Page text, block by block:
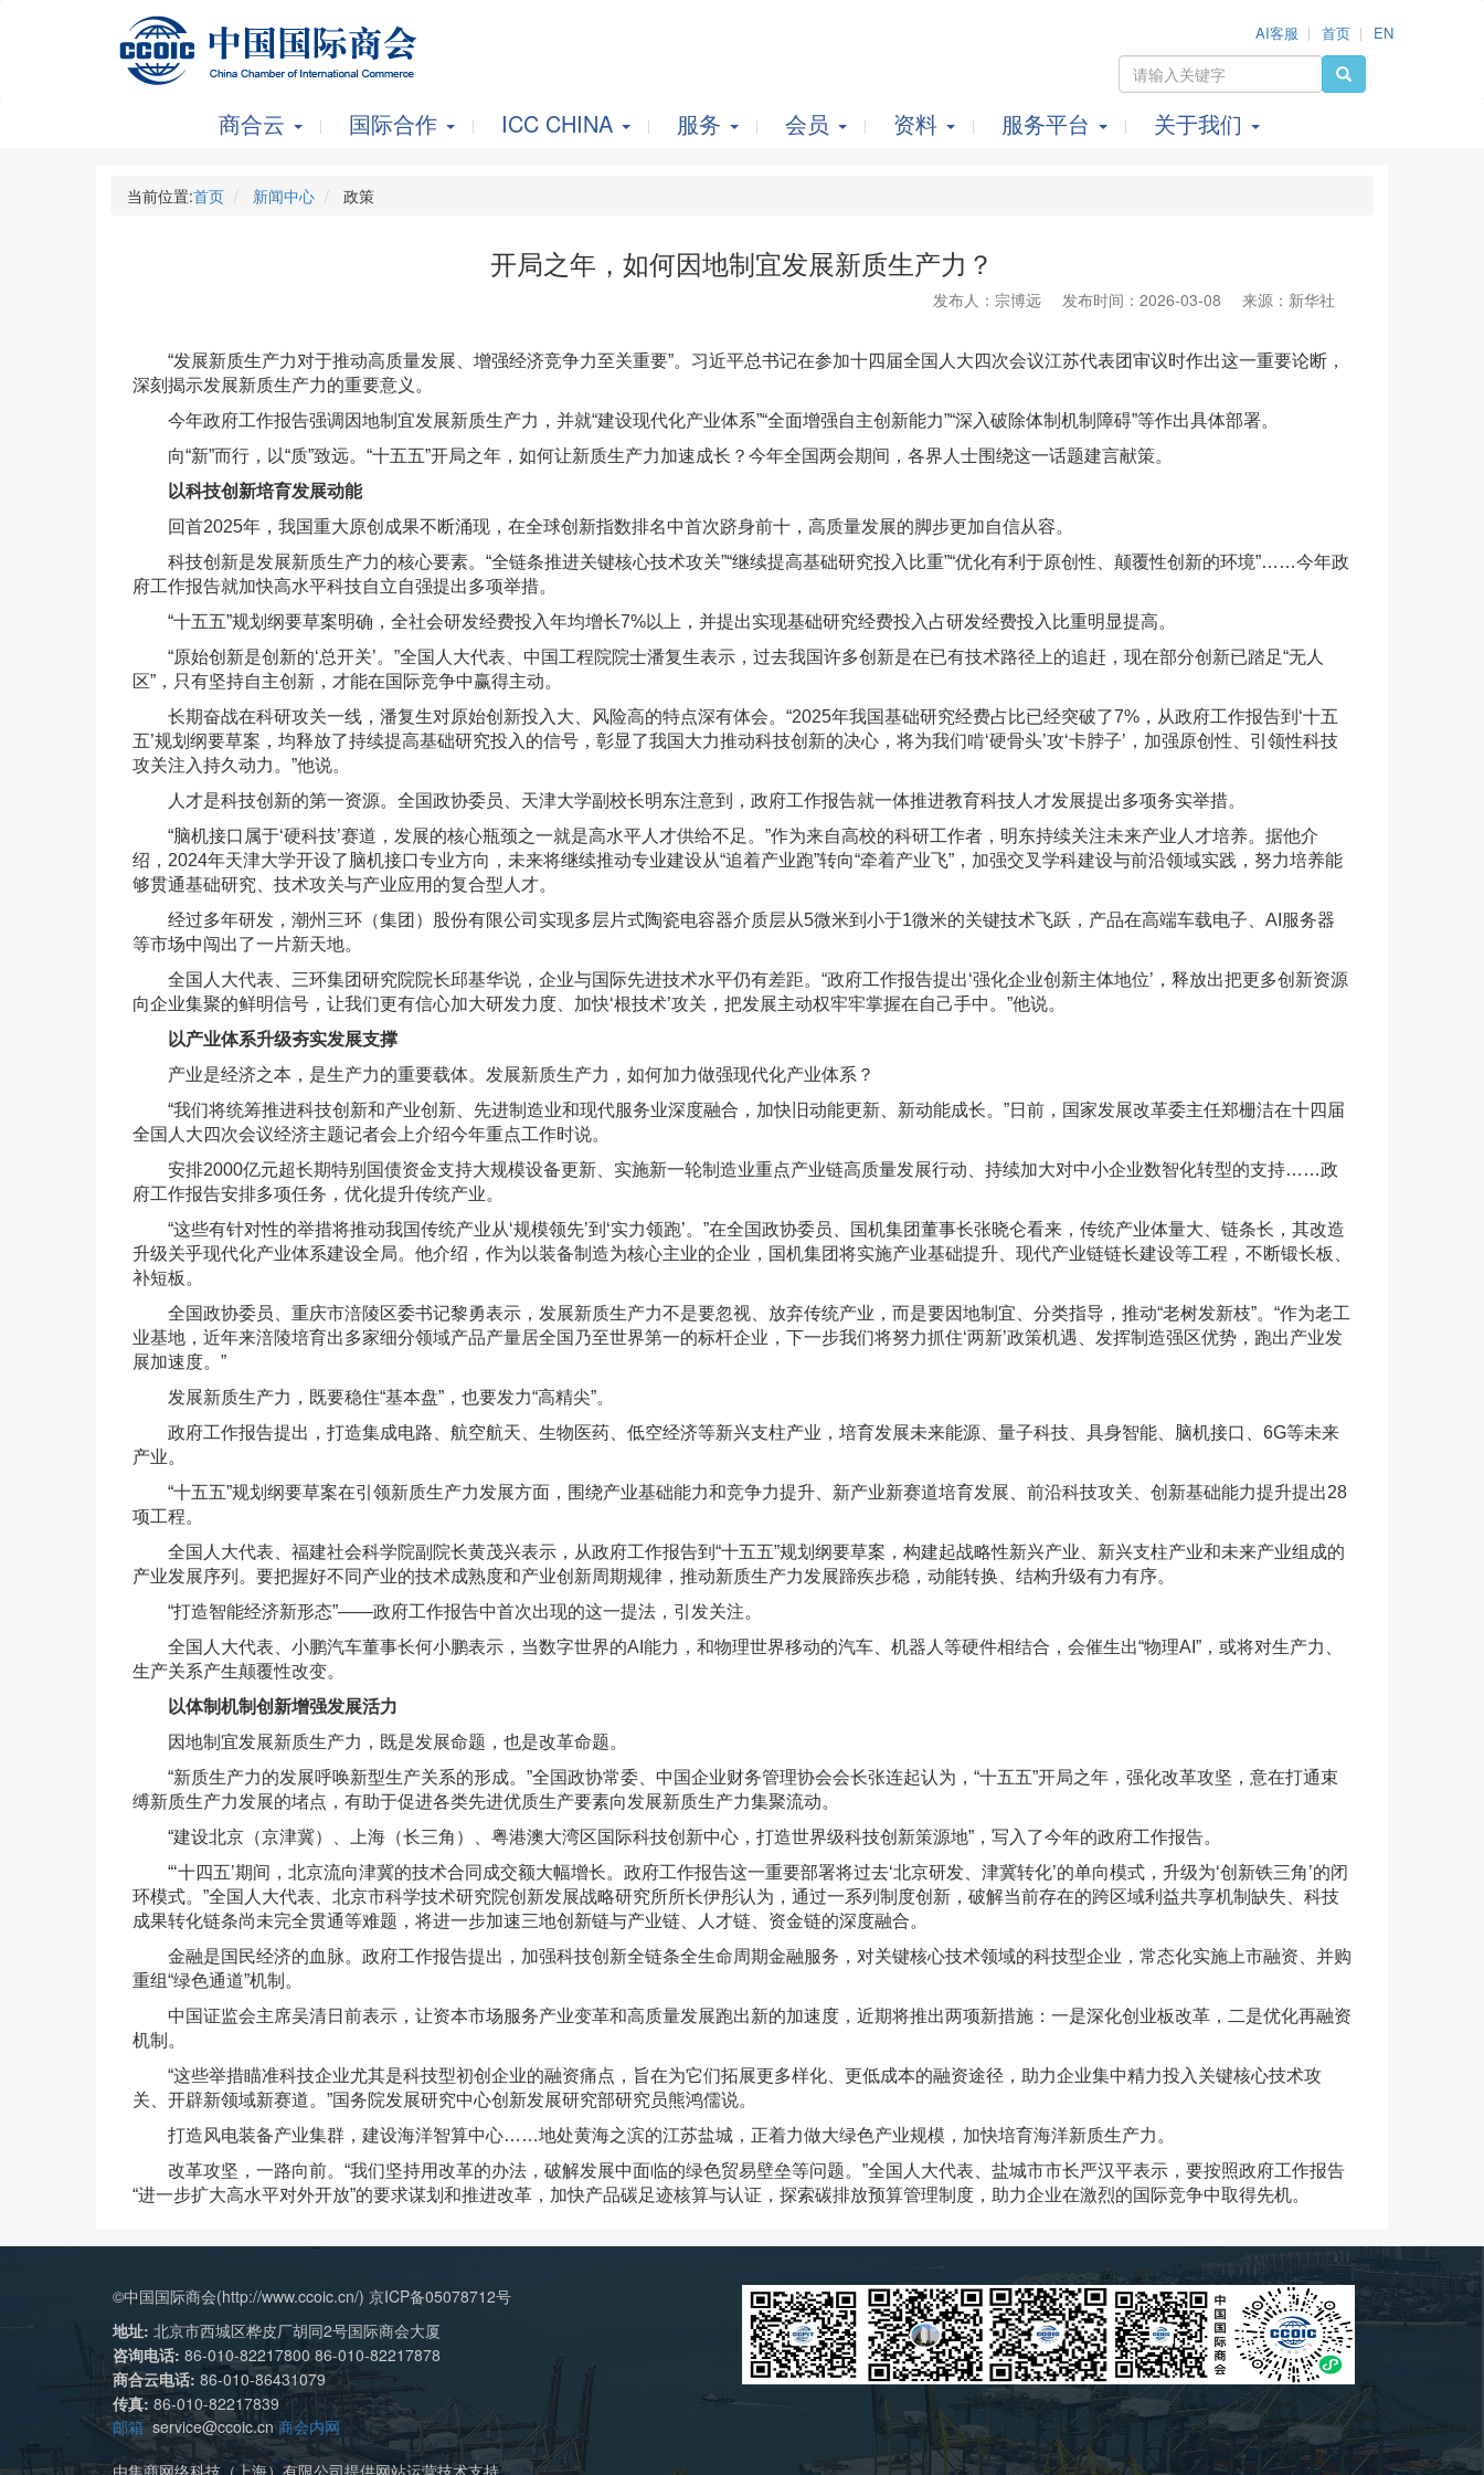
AI客服 首页 EN
商合云 国际合作 ICC CHINA 服务 会员 资料 服务平台 关于我们
当前位置:首页 新闻中心 政策
开局之年，如何因地制宜发展新质生产力？
发布人：宗博远 发布时间：2026-03-08 来源：新华社
“发展新质生产力对于推动高质量发展、增强经济竞争力至关重要”。习近平总书记在参加十四届全国人大四次会议江苏代表团审议时作出这一重要论断，
深刻揭示发展新质生产力的重要意义。
今年政府工作报告强调因地制宜发展新质生产力，并就“建设现代化产业体系”“全面增强自主创新能力”“深入破除体制机制障碍”等作出具体部署。
向“新”而行，以“质”致远。“十五五”开局之年，如何让新质生产力加速成长？今年全国两会期间，各界人士围绕这一话题建言献策。
以科技创新培育发展动能
回首2025年，我国重大原创成果不断涌现，在全球创新指数排名中首次跻身前十，高质量发展的脚步更加自信从容。
科技创新是发展新质生产力的核心要素。“全链条推进关键核心技术攻关”“继续提高基础研究投入比重”“优化有利于原创性、颠覆性创新的环境”……今年政
府工作报告就加快高水平科技自立自强提出多项举措。
“十五五”规划纲要草案明确，全社会研发经费投入年均增长7%以上，并提出实现基础研究经费投入占研发经费投入比重明显提高。
“原始创新是创新的‘总开关’。”全国人大代表、中国工程院院士潘复生表示，过去我国许多创新是在已有技术路径上的追赶，现在部分创新已踏足“无人
区”，只有坚持自主创新，才能在国际竞争中赢得主动。
长期奋战在科研攻关一线，潘复生对原始创新投入大、风险高的特点深有体会。“2025年我国基础研究经费占比已经突破了7%，从政府工作报告到‘十五
五’规划纲要草案，均释放了持续提高基础研究投入的信号，彰显了我国大力推动科技创新的决心，将为我们啃‘硬骨头’攻‘卡脖子’，加强原创性、引领性科技
攻关注入持久动力。”他说。
人才是科技创新的第一资源。全国政协委员、天津大学副校长明东注意到，政府工作报告就一体推进教育科技人才发展提出多项务实举措。
“脑机接口属于‘硬科技’赛道，发展的核心瓶颈之一就是高水平人才供给不足。”作为来自高校的科研工作者，明东持续关注未来产业人才培养。据他介
绍，2024年天津大学开设了脑机接口专业方向，未来将继续推动专业建设从“追着产业跑”转向“牵着产业飞”，加强交叉学科建设与前沿领域实践，努力培养能
够贯通基础研究、技术攻关与产业应用的复合型人才。
经过多年研发，潮州三环（集团）股份有限公司实现多层片式陶瓷电容器介质层从5微米到小于1微米的关键技术飞跃，产品在高端车载电子、AI服务器
等市场中闯出了一片新天地。
全国人大代表、三环集团研究院院长邱基华说，企业与国际先进技术水平仍有差距。“政府工作报告提出‘强化企业创新主体地位’，释放出把更多创新资源
向企业集聚的鲜明信号，让我们更有信心加大研发力度、加快‘根技术’攻关，把发展主动权牢牢掌握在自己手中。”他说。
以产业体系升级夯实发展支撑
产业是经济之本，是生产力的重要载体。发展新质生产力，如何加力做强现代化产业体系？
“我们将统筹推进科技创新和产业创新、先进制造业和现代服务业深度融合，加快旧动能更新、新动能成长。”日前，国家发展改革委主任郑栅洁在十四届
全国人大四次会议经济主题记者会上介绍今年重点工作时说。
安排2000亿元超长期特别国债资金支持大规模设备更新、实施新一轮制造业重点产业链高质量发展行动、持续加大对中小企业数智化转型的支持……政
府工作报告安排多项任务，优化提升传统产业。
“这些有针对性的举措将推动我国传统产业从‘规模领先’到‘实力领跑’。”在全国政协委员、国机集团董事长张晓仑看来，传统产业体量大、链条长，其改造
升级关乎现代化产业体系建设全局。他介绍，作为以装备制造为核心主业的企业，国机集团将实施产业基础提升、现代产业链链长建设等工程，不断锻长板、
补短板。
全国政协委员、重庆市涪陵区委书记黎勇表示，发展新质生产力不是要忽视、放弃传统产业，而是要因地制宜、分类指导，推动“老树发新枝”。“作为老工
业基地，近年来涪陵培育出多家细分领域产品产量居全国乃至世界第一的标杆企业，下一步我们将努力抓住‘两新’政策机遇、发挥制造强区优势，跑出产业发
展加速度。”
发展新质生产力，既要稳住“基本盘”，也要发力“高精尖”。
政府工作报告提出，打造集成电路、航空航天、生物医药、低空经济等新兴支柱产业，培育发展未来能源、量子科技、具身智能、脑机接口、6G等未来
产业。
“十五五”规划纲要草案在引领新质生产力发展方面，围绕产业基础能力和竞争力提升、新产业新赛道培育发展、前沿科技攻关、创新基础能力提升提出28
项工程。
全国人大代表、福建社会科学院副院长黄茂兴表示，从政府工作报告到“十五五”规划纲要草案，构建起战略性新兴产业、新兴支柱产业和未来产业组成的
产业发展序列。要把握好不同产业的技术成熟度和产业创新周期规律，推动新质生产力发展蹄疾步稳，动能转换、结构升级有力有序。
“打造智能经济新形态”——政府工作报告中首次出现的这一提法，引发关注。
全国人大代表、小鹏汽车董事长何小鹏表示，当数字世界的AI能力，和物理世界移动的汽车、机器人等硬件相结合，会催生出“物理AI”，或将对生产力、
生产关系产生颠覆性改变。
以体制机制创新增强发展活力
因地制宜发展新质生产力，既是发展命题，也是改革命题。
“新质生产力的发展呼唤新型生产关系的形成。”全国政协常委、中国企业财务管理协会会长张连起认为，“十五五”开局之年，强化改革攻坚，意在打通束
缚新质生产力发展的堵点，有助于促进各类先进优质生产要素向发展新质生产力集聚流动。
“建设北京（京津冀）、上海（长三角）、粤港澳大湾区国际科技创新中心，打造世界级科技创新策源地”，写入了今年的政府工作报告。
“‘十四五’期间，北京流向津冀的技术合同成交额大幅增长。政府工作报告这一重要部署将过去‘北京研发、津冀转化’的单向模式，升级为‘创新铁三角’的闭
环模式。”全国人大代表、北京市科学技术研究院创新发展战略研究所所长伊彤认为，通过一系列制度创新，破解当前存在的跨区域利益共享机制缺失、科技
成果转化链条尚未完全贯通等难题，将进一步加速三地创新链与产业链、人才链、资金链的深度融合。
金融是国民经济的血脉。政府工作报告提出，加强科技创新全链条全生命周期金融服务，对关键核心技术领域的科技型企业，常态化实施上市融资、并购
重组“绿色通道”机制。
中国证监会主席吴清日前表示，让资本市场服务产业变革和高质量发展跑出新的加速度，近期将推出两项新措施：一是深化创业板改革，二是优化再融资
机制。
“这些举措瞄准科技企业尤其是科技型初创企业的融资痛点，旨在为它们拓展更多样化、更低成本的融资途径，助力企业集中精力投入关键核心技术攻
关、开辟新领域新赛道。”国务院发展研究中心创新发展研究部研究员熊鸿儒说。
打造风电装备产业集群，建设海洋智算中心……地处黄海之滨的江苏盐城，正着力做大绿色产业规模，加快培育海洋新质生产力。
改革攻坚，一路向前。“我们坚持用改革的办法，破解发展中面临的绿色贸易壁垒等问题。”全国人大代表、盐城市市长严汉平表示，要按照政府工作报告
“进一步扩大高水平对外开放”的要求谋划和推进改革，加快产品碳足迹核算与认证，探索碳排放预算管理制度，助力企业在激烈的国际竞争中取得先机。
©中国国际商会(http://www.ccoic.cn/) 京ICP备05078712号
地址: 北京市西城区桦皮厂胡同2号国际商会大厦
咨询电话: 86-010-82217800 86-010-82217878
商合云电话: 86-010-86431079
传真: 86-010-82217839
邮箱 service@ccoic.cn商会内网
由集商网络科技（上海）有限公司提供网站运营技术支持